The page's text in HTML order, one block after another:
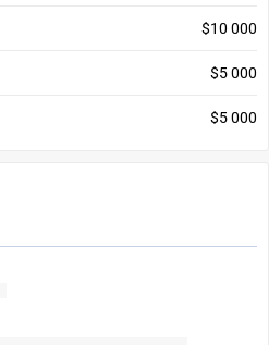
$10 000
$5 000
$5 000